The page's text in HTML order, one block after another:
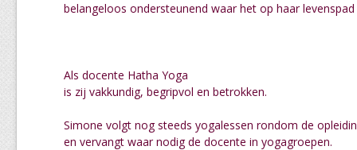
belangeloos ondersteunend waar het op haar
Als docente Hatha Yoga
is zij vakkundig, begripvol en betrokken.
Simone volgt nog steeds yogalessen rondom de
en vervangt waar nodig de docente in yogagroepen.